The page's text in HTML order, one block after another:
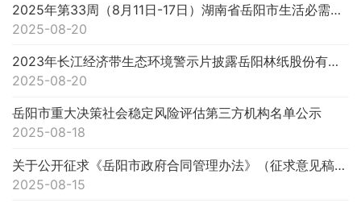
2025年第33周（8月11日-17日）湖南省岳阳市生活必需品市场运行情况分析
2025-08-20
2023年长江经济带生态环境警示片披露岳阳林纸股份有限公司问题整改销号的公示
2025-08-20
岳阳市重大决策社会稳定风险评估第三方机构名单公示
2025-08-18
关于公开征求《岳阳市政府合同管理办法》（征求意见稿）意见的公告
2025-08-15